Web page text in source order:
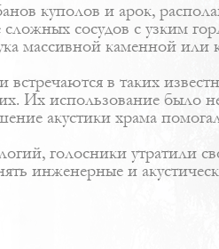
куполов и арок,
сосудов с узким
массивной каменной или
встречаются в таких
Их использование было
акустики храма
голосники утратили
инженерные и